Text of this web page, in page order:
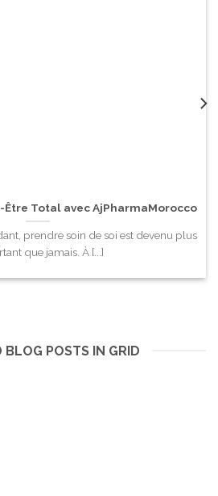
Être Total avec AjPharmaMorocco
prendre soin de soi est devenu plus
que jamais. À [...]
BLOG POSTS IN GRID